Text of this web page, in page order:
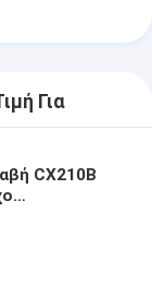
Για
CX210B